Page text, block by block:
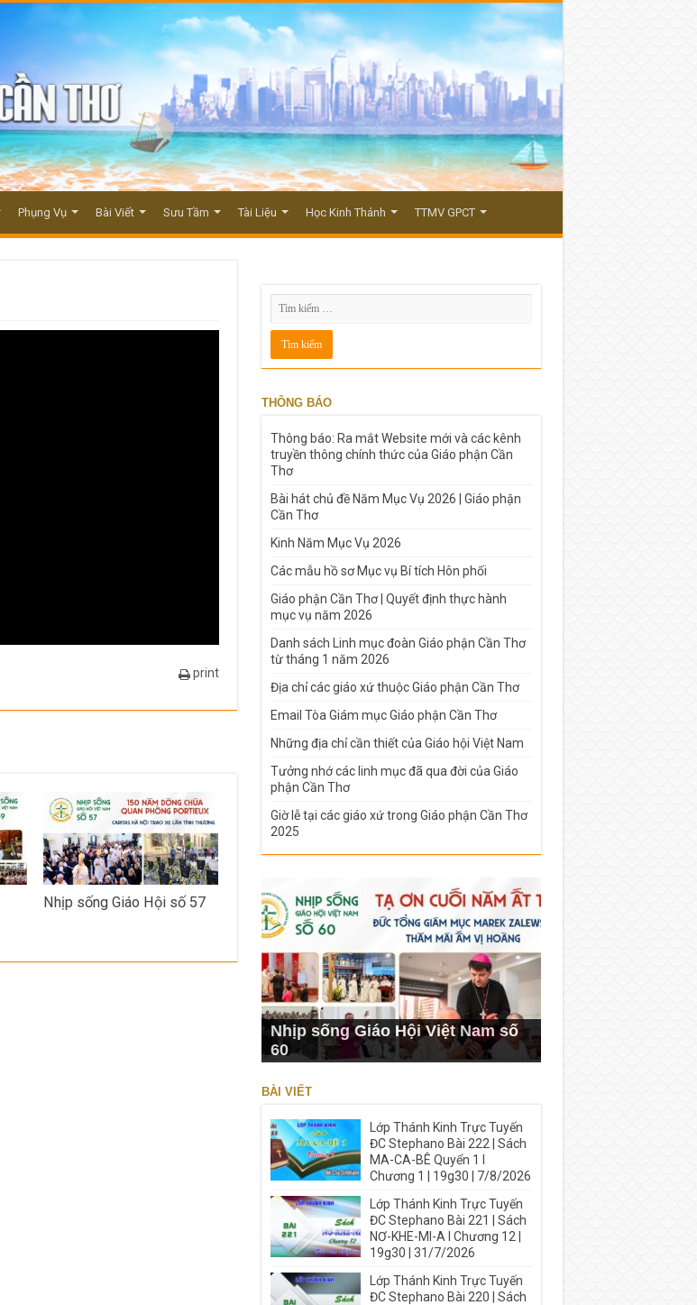
Phụng Vụ Bài Viết Sưu Tầm Tài Liệu Học Kinh Thánh TTMV GPCT
print
Nhịp sống Giáo Hội số 57
THÔNG BÁO
Thông báo: Ra mắt Website mới và các kênh
truyền thông chính thức của Giáo phận Cần
Thơ
Bài hát chủ đề Năm Mục Vụ 2026 | Giáo phận
Cần Thơ
Kinh Năm Mục Vụ 2026
Các mẫu hồ sơ Mục vụ Bí tích Hôn phối
Giáo phận Cần Thơ | Quyết định thực hành
mục vụ năm 2026
Danh sách Linh mục đoàn Giáo phận Cần Thơ
từ tháng 1 năm 2026
Địa chỉ các giáo xứ thuộc Giáo phận Cần Thơ
Email Tòa Giám mục Giáo phận Cần Thơ
Những địa chỉ cần thiết của Giáo hội Việt Nam
Tưởng nhớ các linh mục đã qua đời của Giáo
phận Cần Thơ
Giờ lễ tại các giáo xứ trong Giáo phận Cần Thơ
2025
Nhịp sống Giáo Hội Việt Nam số
60
BÀI VIẾT
Lớp Thánh Kinh Trực Tuyến
ĐC Stephano Bài 222 | Sách
MA-CA-BÊ Quyển 1 I
Chương 1 | 19g30 | 7/8/2026
Lớp Thánh Kinh Trực Tuyến
ĐC Stephano Bài 221 | Sách
NƠ-KHE-MI-A I Chương 12 |
19g30 | 31/7/2026
Lớp Thánh Kinh Trực Tuyến
ĐC Stephano Bài 220 | Sách